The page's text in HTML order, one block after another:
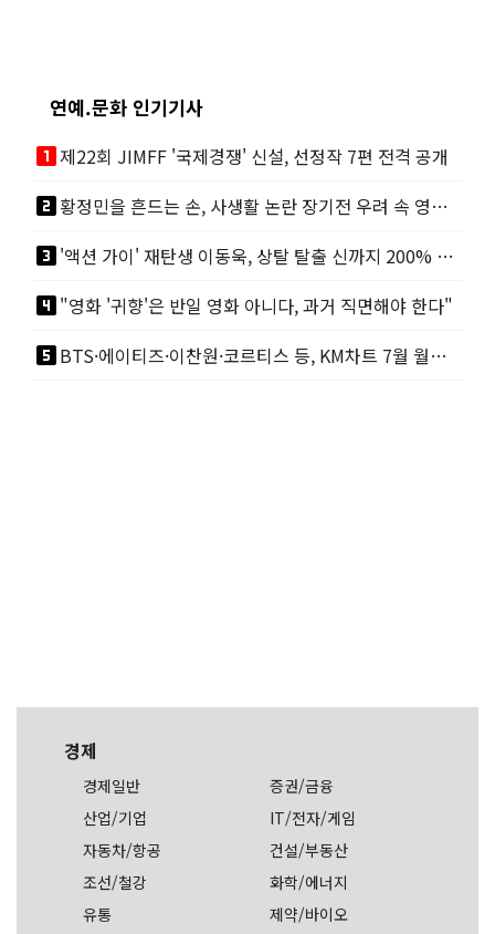
연예.문화 인기기사
looks_one제22회 JIMFF '국제경쟁' 신설, 선정작 7편 전격 공개
looks_two
황정민을 흔드는 손, 사생활 논란 장기전 우려 속 영화계도 리스크
looks_3
'액션 가이' 재탄생 이동욱, 상탈 탈출 신까지 200% 직접 소화
looks_4"영화 '귀향'은 반일 영화 아니다, 과거 직면해야 한다"
looks_5
BTS·에이티즈·이찬원·코르티스 등, KM차트 7월 월간 정상
경제
경제일반
증권/금융
산업/기업
IT/전자/게임
자동차/항공
건설/부동산
조선/철강
화학/에너지
유통
제약/바이오